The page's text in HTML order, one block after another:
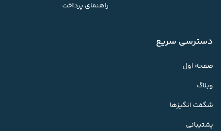
راهنمای پرداخت
دسترسی سریع
صفحه اول
وبلاگ
شگفت انگیزها
پشتیبانی